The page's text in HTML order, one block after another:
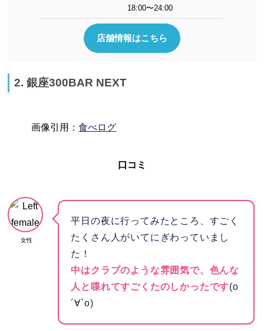
18:00〜24:00
店舗情報はこちら
2. 銀座300BAR NEXT
画像引用：食べログ
口コミ
女性
平日の夜に行ってみたところ、すごく
たくさん人がいてにぎわっていまし
た！
中はクラブのような雰囲気で、色んな
人と喋れてすごくたのしかったです(о
´∀`о)